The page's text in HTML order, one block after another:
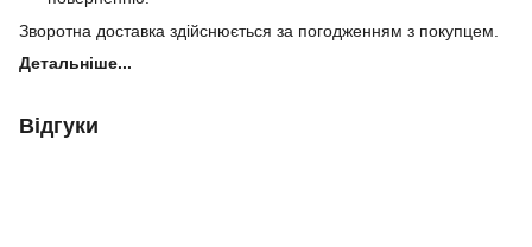
Зворотна доставка здійснюється за погодженням з покупцем.
Детальніше...
Відгуки